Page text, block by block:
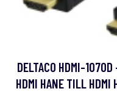
DELTACO HDMI-
HDMI HANE TILL HDMI